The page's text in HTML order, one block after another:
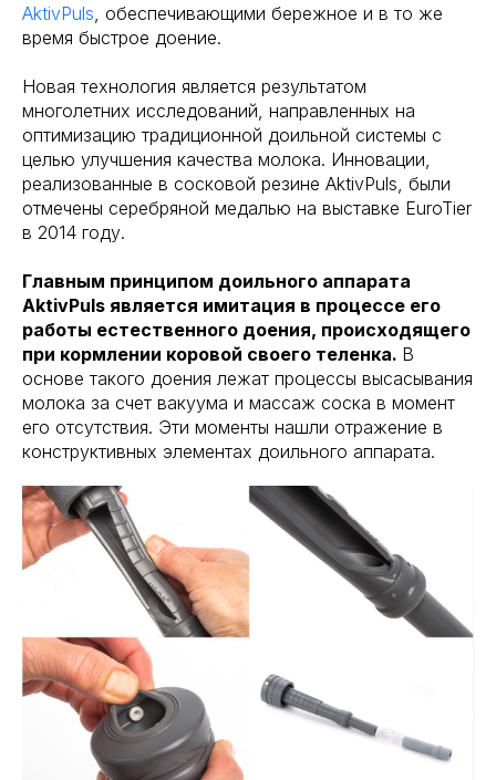
AktivPuls, обеспечивающими бережное и в то же
время быстрое доение.
Новая технология является результатом
многолетних исследований, направленных на
оптимизацию традиционной доильной системы с
целью улучшения качества молока. Инновации,
реализованные в сосковой резине AktivPuls, были
отмечены серебряной медалью на выставке EuroTier
в 2014 году.
Главным принципом доильного аппарата
AktivPuls является имитация в процессе его
работы естественного доения, происходящего
при кормлении коровой своего теленка. В
основе такого доения лежат процессы высасывания
молока за счет вакуума и массаж соска в момент
его отсутствия. Эти моменты нашли отражение в
конструктивных элементах доильного аппарата.